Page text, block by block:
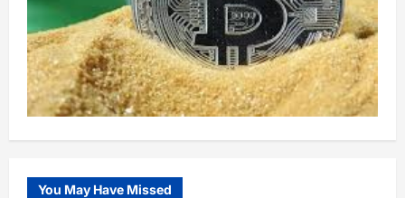
You May Have Missed